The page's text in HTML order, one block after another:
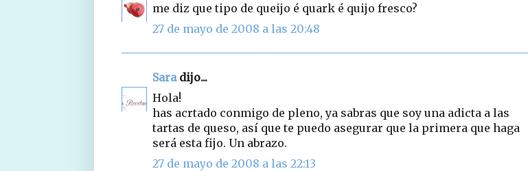
me diz que tipo de queijo é quark é quijo fresco?
27 de mayo de 2008 a las 20:48
Saradijo...
Hola!
has acrtado conmigo de pleno, ya sabras que soy una adicta a las
tartas de queso, así que te puedo asegurar que la primera que haga
será esta fijo. Un abrazo.
27 de mayo de 2008 a las 22:13